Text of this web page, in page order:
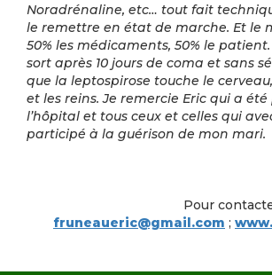
Noradrénaline, etc… tout fait
le remettre en état de marche. Et le
50% les médicaments, 50% le patient.
sort après 10 jours de coma et sans
que la leptospirose touche le
et les reins. Je remercie Eric qui a
l’hôpital et tous ceux et celles qui
participé à la guérison de mon mari.
Pour
fruneaueric@gmail.com ;